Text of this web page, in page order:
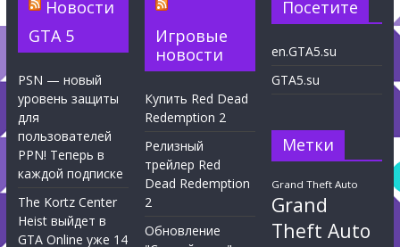
Новости
GTA 5
PSN — новый
уровень защиты
для
пользователей
PPN! Теперь в
каждой подписке
The Kortz Center
Heist выйдет в
GTA Online уже 14
Игровые
новости
Купить Red Dead
Redemption 2
Релизный
трейлер Red
Dead Redemption
2
Обновление
Посетите
en.GTA5.su
GTA5.su
Метки
Grand Theft Auto
Grand
Theft Auto